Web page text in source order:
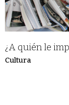
¿A quién le
Cultura